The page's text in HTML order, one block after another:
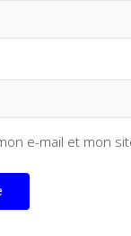
e-mail et mon